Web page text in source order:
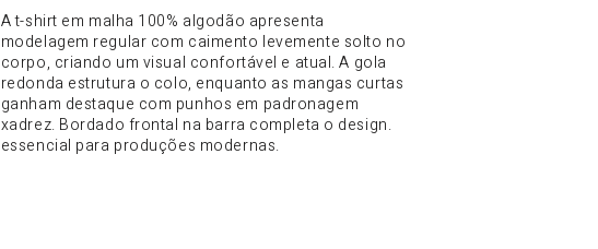
A t-shirt em malha 100% algodão apresenta
modelagem regular com caimento levemente solto no
corpo, criando um visual confortável e atual. A gola
redonda estrutura o colo, enquanto as mangas curtas
ganham destaque com punhos em padronagem
xadrez. Bordado frontal na barra completa o design.
essencial para produções modernas.